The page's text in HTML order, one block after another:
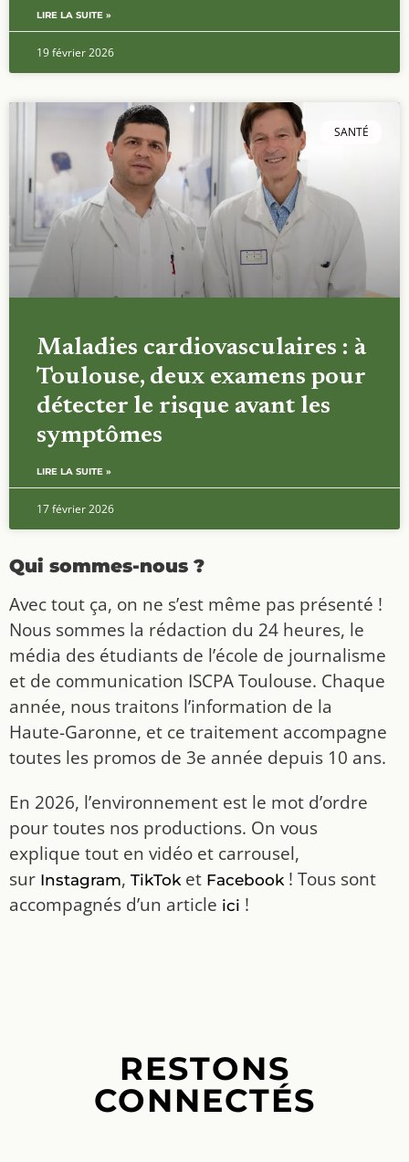
LIRE LA SUITE »
19 février 2026
SANTÉ
Maladies cardiovasculaires : à
Toulouse, deux examens pour
détecter le risque avant les
symptômes
LIRE LA SUITE »
17 février 2026
Qui sommes-nous ?
Avec tout ça, on ne s’est même pas présenté !
Nous sommes la rédaction du 24 heures, le
média des étudiants de l’école de journalisme
et de communication ISCPA Toulouse. Chaque
année, nous traitons l’information de la
Haute-Garonne, et ce traitement accompagne
toutes les promos de 3e année depuis 10 ans.
En 2026, l’environnement est le mot d’ordre
pour toutes nos productions. On vous
explique tout en vidéo et carrousel,
sur Instagram, TikToket Facebook! Tous sont
accompagnés d’un article ici !
RESTONS
CONNECTÉS